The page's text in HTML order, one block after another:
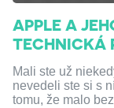
APPLE A
TECHNICKÁ
Mali ste už
nevedeli ste si s
tomu, že malo